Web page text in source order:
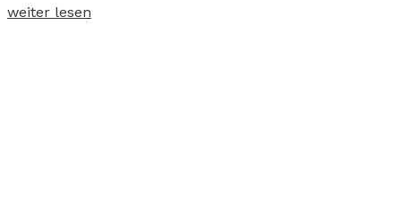
weiter lesen